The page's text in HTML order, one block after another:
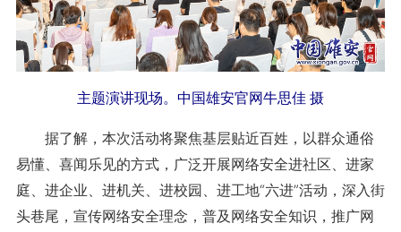
主题演讲现场。中国雄安官网牛思佳 摄
据了解，本次活动将聚焦基层贴近百姓，以群众通俗
易懂、喜闻乐见的方式，广泛开展网络安全进社区、进家
庭、进企业、进机关、进校园、进工地“六进”活动，深入街
头巷尾，宣传网络安全理念，普及网络安全知识，推广网